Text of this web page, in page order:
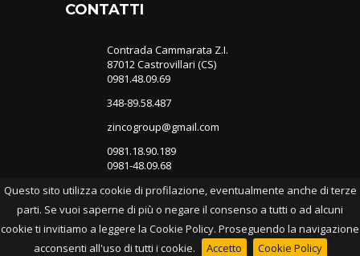
Questo sito utilizza cookie di profilazione, eventualmente anche di terze
parti. Se vuoi saperne di più o negare il consenso a tutti o ad alcuni
cookie ti invitiamo a leggere la Cookie Policy. Proseguendo la navigazione
acconsenti all'uso di tutti i cookie.
Accetto Cookie Policy
CONTATTI
Contrada Cammarata Z.I.
87012 Castrovillari (CS)
0981.48.09.69
348-89.58.487
zincogroup@gmail.com
0981.18.90.189
0981-48.09.68
© 2015 - ZincoGroup - Cookie Policy